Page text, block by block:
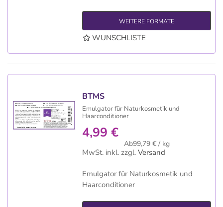
WEITERE FORMATE
WUNSCHLISTE
BTMS
Emulgator für Naturkosmetik und
Haarconditioner
4,99 €
Ab99,79 € / kg
MwSt. inkl. zzgl. Versand
Emulgator für Naturkosmetik und
Haarconditioner